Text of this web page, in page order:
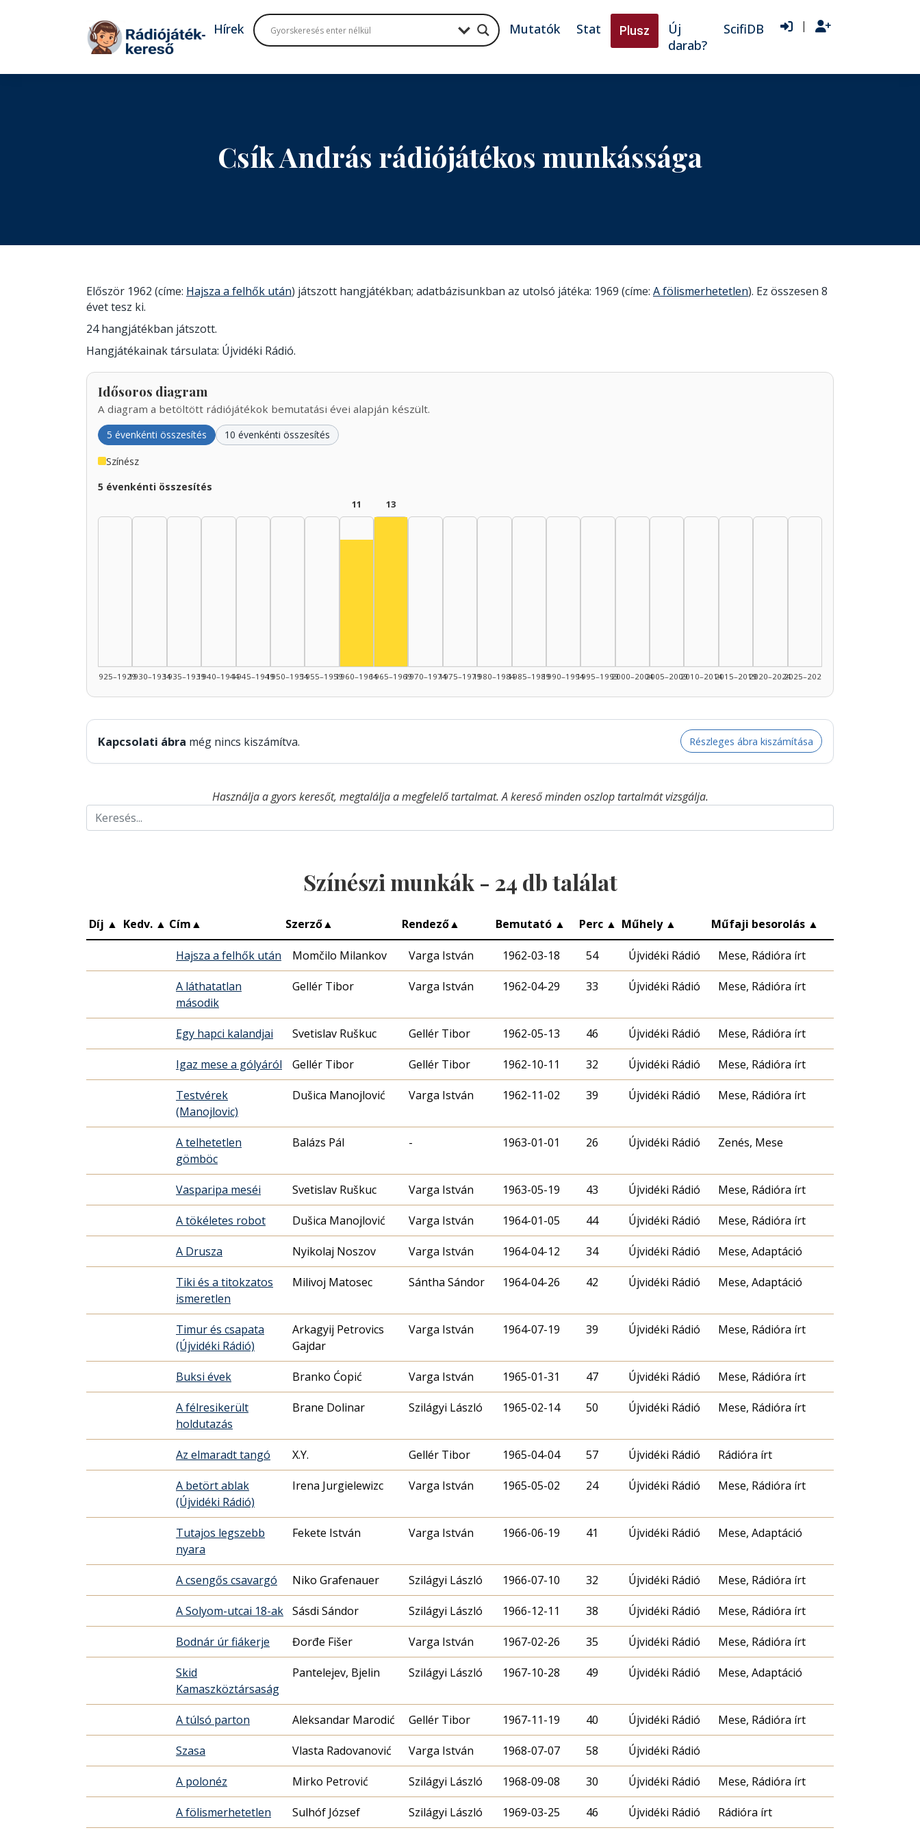
Tovább a tartalomhoz
Hírek Mutatók Stat Plusz
Új
darab?
ScifiDB |
Csík András rádiójátékos munkássága
Először 1962 (címe: Hajsza a felhők után) játszott hangjátékban; adatbázisunkban az utolsó játéka: 1969 (címe: A fölismerhetetlen). Ez összesen 8
évet tesz ki.
24 hangjátékban játszott.
Hangjátékainak társulata: Újvidéki Rádió.
Idősoros diagram
A diagram a betöltött rádiójátékok bemutatási évei alapján készült.
5 évenkénti összesítés 10 évenkénti összesítés
Színész
5 évenkénti összesítés
1925–19291930–19341935–19391940–19441945–19491950–19541955–1959
11
1960–1964
13
1965–19691970–19741975–19791980–19841985–19891990–19941995–19992000–20042005–20092010–20142015–20192020–20242025–2026
Kapcsolati ábra még nincs kiszámítva. Részleges ábra kiszámítása
Használja a gyors keresőt, megtalálja a megfelelő tartalmat. A kereső minden oszlop tartalmát vizsgálja.
Színészi munkák - 24 db találat
Díj ▲ Kedv. ▲ Cím▲ Szerző▲ Rendező▲ Bemutató ▲ Perc ▲ Műhely ▲ Műfaji besorolás ▲
Hajsza a felhők után Momčilo Milankov Varga István 1962-03-18 54 Újvidéki Rádió Mese, Rádióra írt
A láthatatlan
második
Gellér Tibor Varga István 1962-04-29 33 Újvidéki Rádió Mese, Rádióra írt
Egy hapci kalandjai Svetislav Ruškuc Gellér Tibor 1962-05-13 46 Újvidéki Rádió Mese, Rádióra írt
Igaz mese a gólyáról Gellér Tibor Gellér Tibor 1962-10-11 32 Újvidéki Rádió Mese, Rádióra írt
Testvérek
(Manojlovic)
Dušica Manojlović Varga István 1962-11-02 39 Újvidéki Rádió Mese, Rádióra írt
A telhetetlen
gömböc
Balázs Pál - 1963-01-01 26 Újvidéki Rádió Zenés, Mese
Vasparipa meséi Svetislav Ruškuc Varga István 1963-05-19 43 Újvidéki Rádió Mese, Rádióra írt
A tökéletes robot Dušica Manojlović Varga István 1964-01-05 44 Újvidéki Rádió Mese, Rádióra írt
A Drusza Nyikolaj Noszov Varga István 1964-04-12 34 Újvidéki Rádió Mese, Adaptáció
Tiki és a titokzatos
ismeretlen
Milivoj Matosec Sántha Sándor 1964-04-26 42 Újvidéki Rádió Mese, Adaptáció
Timur és csapata
(Újvidéki Rádió)
Arkagyij Petrovics
Varga István 1964-07-19 39 Újvidéki Rádió Mese, Rádióra írt
Buksi évek Branko Ćopić Varga István 1965-01-31 47 Újvidéki Rádió Mese, Rádióra írt
A félresikerült
holdutazás
Brane Dolinar Szilágyi László 1965-02-14 50 Újvidéki Rádió Mese, Rádióra írt
Az elmaradt tangó X.Y. Gellér Tibor 1965-04-04 57 Újvidéki Rádió Rádióra írt
A betört ablak
(Újvidéki Rádió)
Irena Jurgielewizc Varga István 1965-05-02 24 Újvidéki Rádió Mese, Rádióra írt
Tutajos legszebb
nyara
Fekete István Varga István 1966-06-19 41 Újvidéki Rádió Mese, Adaptáció
A csengős csavargó Niko Grafenauer Szilágyi László 1966-07-10 32 Újvidéki Rádió Mese, Rádióra írt
A Solyom-utcai 18-ak Sásdi Sándor Szilágyi László 1966-12-11 38 Újvidéki Rádió Mese, Rádióra írt
Bodnár úr fiákerje Đorđe Fišer Varga István 1967-02-26 35 Újvidéki Rádió Mese, Rádióra írt
Skid
Kamaszköztársaság
Pantelejev, Bjelin Szilágyi László 1967-10-28 49 Újvidéki Rádió Mese, Adaptáció
A túlsó parton Aleksandar Marodić Gellér Tibor 1967-11-19 40 Újvidéki Rádió Mese, Rádióra írt
Szasa Vlasta Radovanović Varga István 1968-07-07 58 Újvidéki Rádió
A polonéz Mirko Petrović Szilágyi László 1968-09-08 30 Újvidéki Rádió Mese, Rádióra írt
A fölismerhetetlen Sulhóf József Szilágyi László 1969-03-25 46 Újvidéki Rádió Rádióra írt